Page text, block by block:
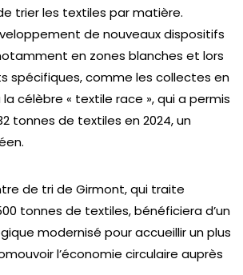
trier les textiles par matière.
de nouveaux dispositifs
en zones blanches et lors
spécifiques, comme les collectes en
célèbre « textile race », qui a permis
tonnes de textiles en 2024, un
de tri de Girmont, qui traite
tonnes de textiles, bénéficiera d’un
modernisé pour accueillir un plus
l’économie circulaire auprès